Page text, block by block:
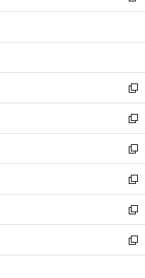
開
ウ
開
ン
ウ
開
く
ウ
ン
ウ
で
開
く
し
ウ
ン
ド
ウ
で
開
く
新
し
い
ウ
ィ
ン
ド
ウ
で
開
く
新
し
い
ウ
ィ
ン
ド
ウ
で
開
新
し
い
ウ
ィ
ン
ド
ウ
新
し
い
ウ
ィ
ン
新
し
い
ウ
新
し